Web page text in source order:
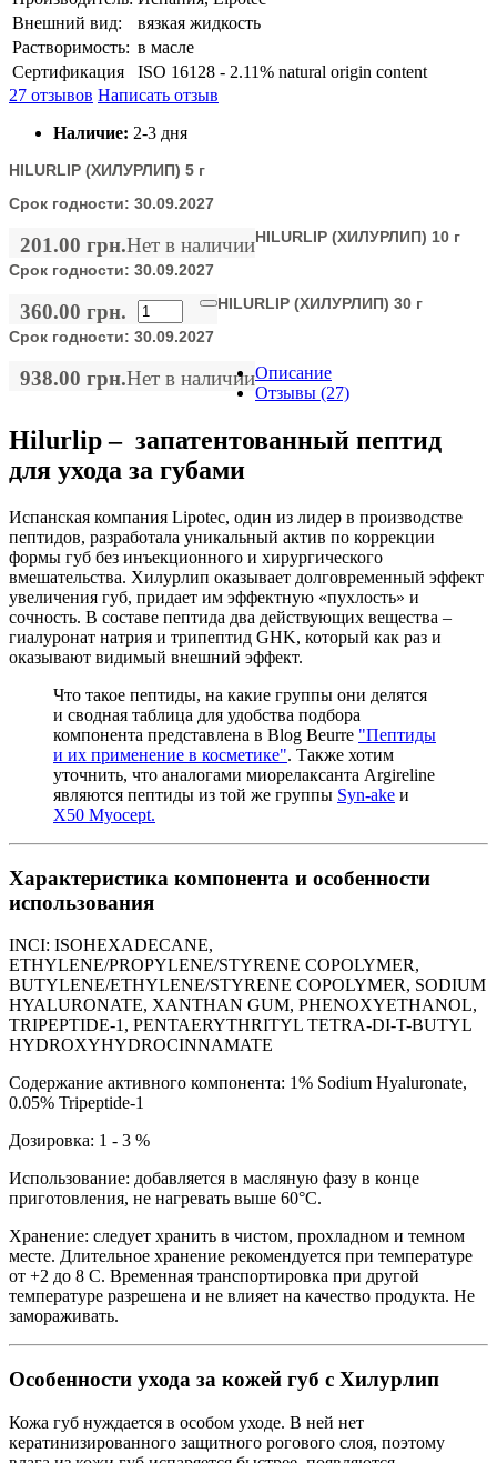
Внешний вид:
вязкая жидкость
Растворимость: в масле
Сертификация
ISO 16128 - 2.11% natural origin content
27 отзывов Написать отзыв
Наличие: 2-3 дня
HILURLIP (ХИЛУРЛИП) 5 г
Срок годности: 30.09.2027
201.00 грн.Нет в наличииHILURLIP (ХИЛУРЛИП) 10 г
Срок годности: 30.09.2027
360.00 грн.
HILURLIP (ХИЛУРЛИП) 30 г
Срок годности: 30.09.2027
938.00 грн.Нет в наличииОписание
Отзывы (27)
Hilurlip – запатентованный пептид
для ухода за губами
Испанская компания Lipotec, один из лидер в производстве
пептидов, разработала уникальный актив по коррекции
формы губ без инъекционного и хирургического
вмешательства. Хилурлип оказывает долговременный эффект
увеличения губ, придает им эффектную «пухлость» и
сочность. В составе пептида два действующих вещества –
гиалуронат натрия и трипептид GHK, который как раз и
оказывают видимый внешний эффект.
Что такое пептиды, на какие группы они делятся
и сводная таблица для удобства подбора
компонента представлена в Blog Beurre "Пептиды
и их применение в косметике". Также хотим
уточнить, что аналогами миорелаксанта Argireline
являются пептиды из той же группы Syn-ake и
X50 Myocept.
Характеристика компонента и особенности
использования
INCI: ISOHEXADECANE,
ETHYLENE/PROPYLENE/STYRENE COPOLYMER,
BUTYLENE/ETHYLENE/STYRENE COPOLYMER, SODIUM
HYALURONATE, XANTHAN GUM, PHENOXYETHANOL,
TRIPEPTIDE-1, PENTAERYTHRITYL TETRA-DI-T-BUTYL
HYDROXYHYDROCINNAMATE
Содержание активного компонента: 1% Sodium Hyaluronate,
0.05% Tripeptide-1
Дозировка: 1 - 3 %
Использование: добавляется в масляную фазу в конце
приготовления, не нагревать выше 60°C.
Хранение: следует хранить в чистом, прохладном и темном
месте. Длительное хранение рекомендуется при температуре
от +2 до 8 С. Временная транспортировка при другой
температуре разрешена и не влияет на качество продукта. Не
замораживать.
Особенности ухода за кожей губ с Хилурлип
Кожа губ нуждается в особом уходе. В ней нет
кератинизированного защитного рогового слоя, поэтому